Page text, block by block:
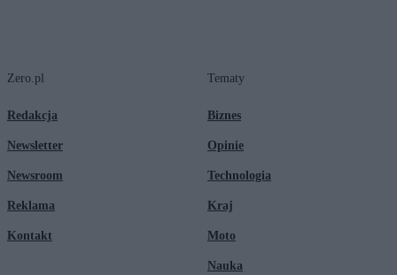
Zero.pl
Redakcja
Newsletter
Newsroom
Reklama
Kontakt
Tematy
Biznes
Opinie
Technologia
Kraj
Moto
Nauka